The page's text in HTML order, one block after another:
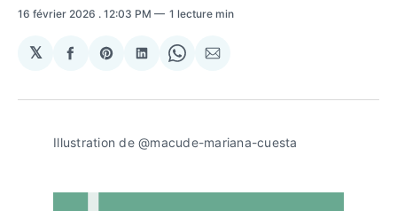
16 février 2026 . 12:03 PM 1 lecture min
𝕏
Partager
Facebook
Share
Pinterest
Partager
LinkedIn
Share
WhatsApp
Partager
Courriel
Illustration de @macude-mariana-cuesta